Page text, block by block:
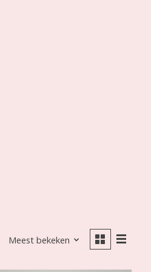
Meest bekeken